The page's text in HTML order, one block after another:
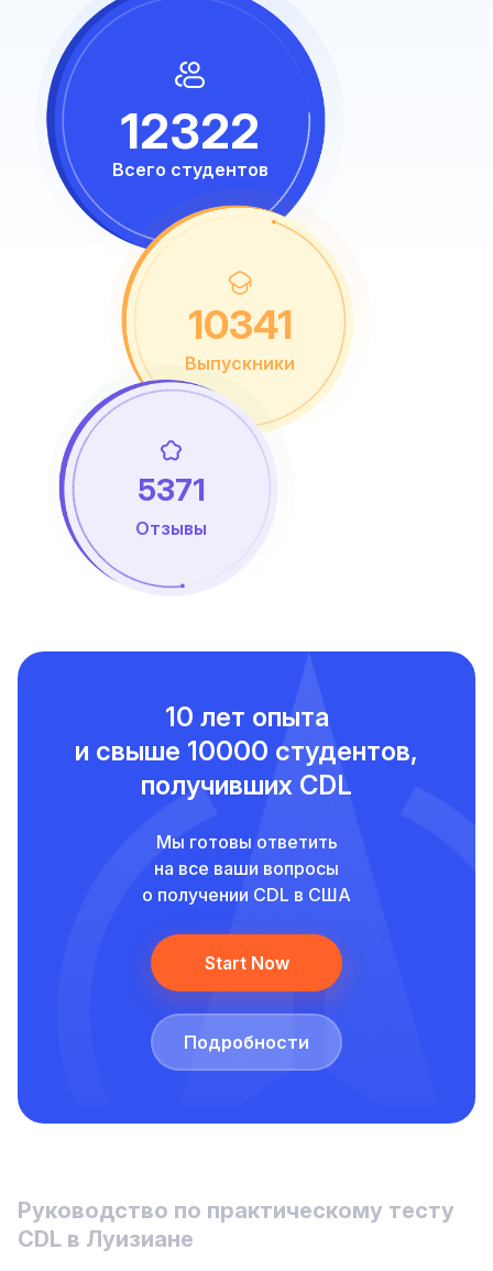
12322
Всего студентов
10341
Выпускники
5371
Отзывы
10 лет опыта
и свыше 10000 студентов,
получивших CDL
Мы готовы ответить
на все ваши вопросы
о получении CDL в США
Start Now
Подробности
Руководство по практическому тесту
CDL в Луизиане